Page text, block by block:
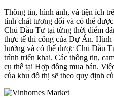
Thông tin, hình ảnh, và tiện ích
tính chất tương đối và có thể
Chủ Đầu Tư tại từng thời điểm
thực tế thi công của Dự Án. Hình
hướng và có thể được Chủ Đầu
trình triển khai. Các thông tin,
cụ thể tại Hợp đồng mua bán.
của khu đô thị sẽ theo quy định